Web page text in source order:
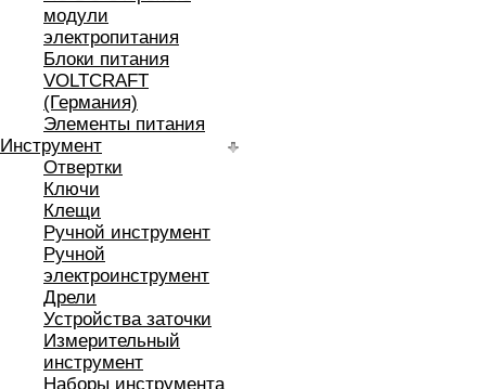
модули
электропитания
Блоки питания
VOLTCRAFT
(Германия)
Элементы питания
Инструмент
Отвертки
Ключи
Клещи
Ручной инструмент
Ручной
электроинструмент
Дрели
Устройства заточки
Измерительный
инструмент
Наборы инструмента